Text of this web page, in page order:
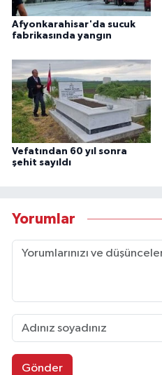
Afyonkarahisar'da sucuk
fabrikasında yangın
Vefatından 60 yıl sonra
şehit sayıldı
Yorumlar
Gönder